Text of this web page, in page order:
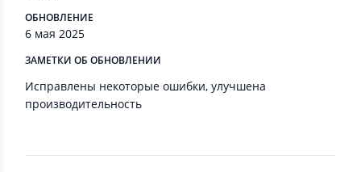
ОБНОВЛЕНИЕ
6 мая 2025
ЗАМЕТКИ ОБ ОБНОВЛЕНИИ
Исправлены некоторые ошибки, улучшена
производительность